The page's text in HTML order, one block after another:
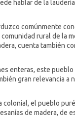
hablar de la
comúnmente
comunidad rural de la
cuenta también
enteras, este
gran relevancia a
colonial, el pueblo
de madera, de